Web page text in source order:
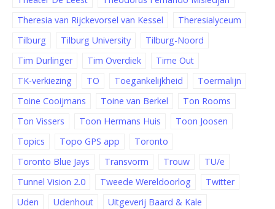
Theresia van Rijckevorsel van Kessel
Theresialyceum
Tilburg
Tilburg University
Tilburg-Noord
Tim Durlinger
Tim Overdiek
Time Out
TK-verkiezing
TO Toegankelijkheid
Toermalijn
Toine Cooijmans
Toine van Berkel
Ton Rooms
Ton Vissers
Toon Hermans Huis
Toon Joosen
Topics
Topo GPS app
Toronto
Toronto Blue Jays
Transvorm Trouw
TU/e
Tunnel Vision 2.0
Tweede Wereldoorlog
Twitter
Uden
Udenhout
Uitgeverij Baard & Kale